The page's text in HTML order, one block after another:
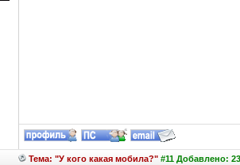
Тема: "У кого какая мобила?"#11 Добавлено: